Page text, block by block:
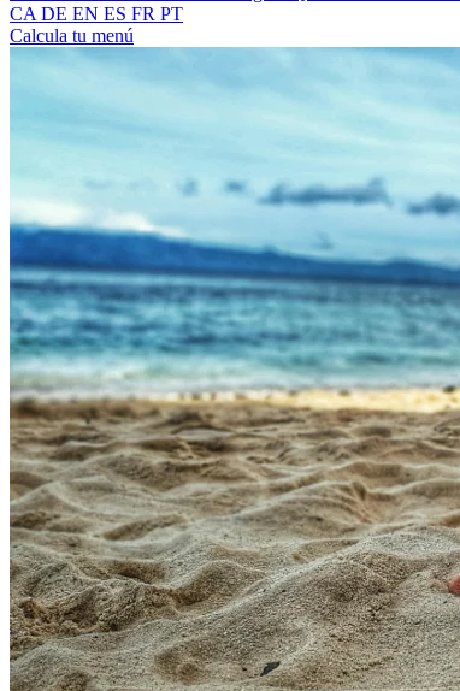
CA DE EN ES FR PT
Calcula tu menú